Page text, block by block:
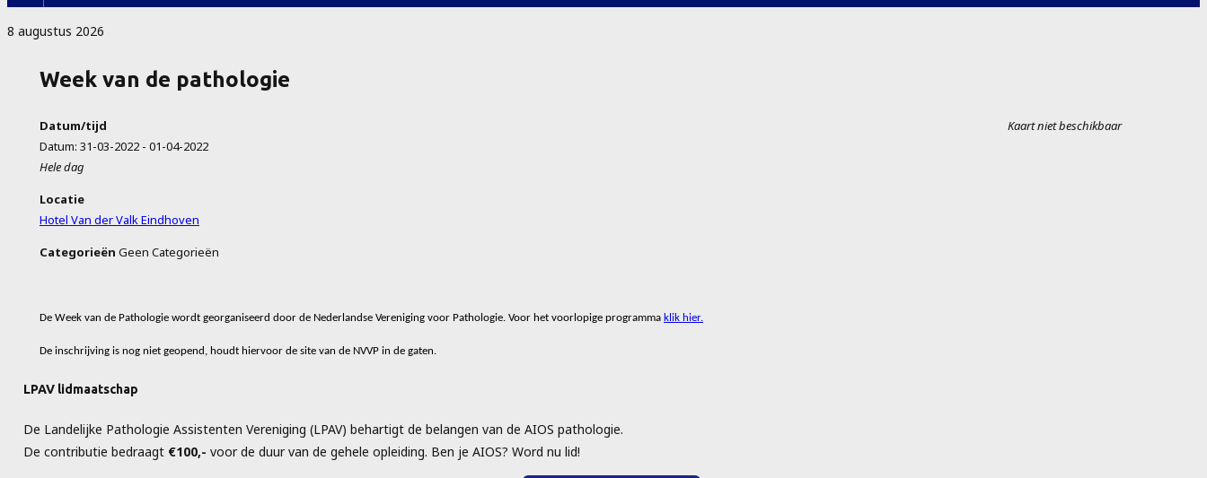
8 augustus 2026
Week van de pathologie
Kaart niet beschikbaar
Datum/tijd
Datum: 31-03-2022 - 01-04-2022
Hele dag
Locatie
Hotel Van der Valk Eindhoven
Categorieën Geen Categorieën
De Week van de Pathologie wordt georganiseerd door de Nederlandse Vereniging voor Pathologie. Voor het voorlopige programma klik hier.
De inschrijving is nog niet geopend, houdt hiervoor de site van de NVVP in de gaten.
LPAV lidmaatschap
De Landelijke Pathologie Assistenten Vereniging (LPAV) behartigt de belangen van de AIOS pathologie.
De contributie bedraagt €100,- voor de duur van de gehele opleiding. Ben je AIOS? Word nu lid!